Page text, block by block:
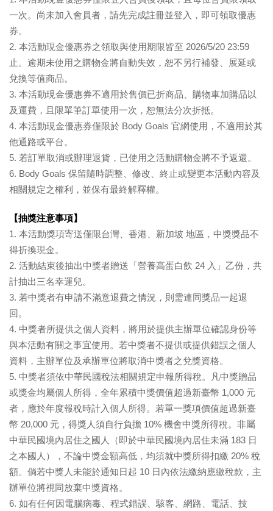
一次。尚未加入會員者，請先完成註冊並登入，即可領取優惠
券。
2. 本活動現金優惠券之領取與使用期限皆至 2026/5/20 23:59
止。逾期未使用之購物金將自動失效，恕不另行補發、展延或
兌換等值商品。
3. 本活動現金優惠券不適用於售價已折商品、購物車加購品以
及運費，且限單筆訂單使用一次，恕無法分次折抵。
4. 本活動現金優惠券僅限於 Body Goals 官網使用，不適用於其
他通路或平台。
5. 若訂單取消或辦理退貨，已使用之活動購物金將不予返還。
6. Body Goals 保留隨時調整、修改、終止或變更本活動內容及
相關規定之權利，並保有最終解釋權。
【抽獎注意事項】
1. 本活動獎項寄送僅限台灣、香港、新加坡 地區，中獎獎品不
得折換現金。
2. 活動結束後抽出中獎者贈送「營養高蛋白飲 24 入」乙份，共
計抽出三名幸運兒。
3. 若中獎者有申請不滿意退費之情況，則需連同獎品一起退
回。
4. 中獎者所提供之個人資料，將用於提供主辦單位確認身份等
與本活動有關之事宜使用。若中獎者不提供或提供錯誤之個人
資料，主辦單位及承辦單位將取消中獎者之兌獎資格。
5. 中獎者須依中華民國稅法相關規定申報所得稅。凡中獎贈品
或獎金均屬個人所得，全年累積中獎價值超過新臺幣 1,000 元
者，應於年度報稅時計入個人所得。若單一獎項價值超過新臺
幣 20,000 元，得獎人須自行負擔 10% 機會中獎所得稅。非屬
中華民國境內居住之國人（即於中華民國境內居住未滿 183 日
之本國人），不論中獎金額高低，均須就中獎所得扣繳 20% 稅
額。倘若中獎人未能於通知日起 10 日內依法繳納應繳稅款，主
辦單位將視同放棄中獎資格。
6. 如有任何因電腦病毒、程式錯誤、駭客、網路、電話、技